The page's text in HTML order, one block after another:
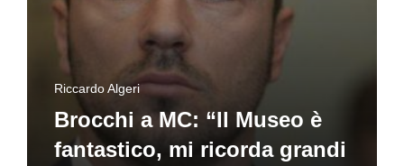
Riccardo Algeri
Brocchi a MC: “Il Museo è
fantastico, mi ricorda grandi